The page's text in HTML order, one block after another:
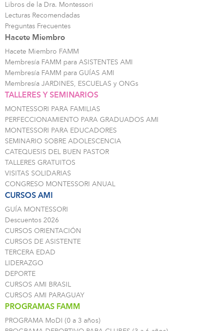
Libros de la Dra. Montessori
Lecturas Recomendadas
Preguntas Frecuentes
Hacete Miembro
Hacete Miembro FAMM
Membresía FAMM para ASISTENTES AMI
Membresía FAMM para GUÍAS AMI
Membresía JARDINES, ESCUELAS y ONGs
TALLERES Y SEMINARIOS
MONTESSORI PARA FAMILIAS
PERFECCIONAMIENTO PARA GRADUADOS AMI
MONTESSORI PARA EDUCADORES
SEMINARIO SOBRE ADOLESCENCIA
CATEQUESIS DEL BUEN PASTOR
TALLERES GRATUITOS
VISITAS SOLIDARIAS
CONGRESO MONTESSORI ANUAL
CURSOS AMI
GUÍA MONTESSORI
Descuentos 2026
CURSOS ORIENTACIÓN
CURSOS DE ASISTENTE
TERCERA EDAD
LIDERAZGO
DEPORTE
CURSOS AMI BRASIL
CURSOS AMI PARAGUAY
PROGRAMAS FAMM
PROGRAMA MoDI (0 a 3 años)